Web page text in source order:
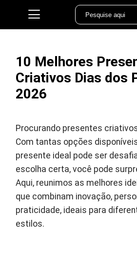
10 Melhores
Criativos Dias dos
2026
Procurando presentes
Com tantas opções
presente ideal pode ser
escolha certa, você pode
Aqui, reunimos as melhores
que combinam inovação,
praticidade, ideais para
estilos.